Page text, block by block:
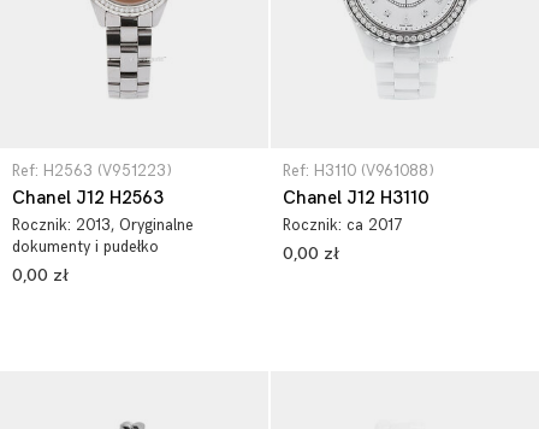
Ref: H2563 (V951223)
Chanel J12 H2563
Rocznik: 2013, Oryginalne
dokumenty i pudełko
0,00 zł
Ref: H3110 (V961088)
Chanel J12 H3110
Rocznik: ca 2017
0,00 zł